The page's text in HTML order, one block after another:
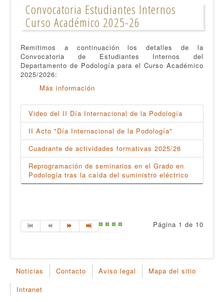
Convocatoria Estudiantes Internos
Curso Académico 2025-26
Remitimos a continuación los detalles de la
Convocatoria de Estudiantes Internos del
Departamento de Podología para el Curso Académico
2025/2026:
Más información
Video del II Día Internacional de la Podología
II Acto "Día Internacional de la Podología"
Cuadrante de actividades formativas 2025/26
Reprogramación de seminarios en el Grado en
Podología tras la caída del suministro eléctrico
Página 1 de 10
Noticias Contacto Aviso legal
Mapa del sitio
Intranet